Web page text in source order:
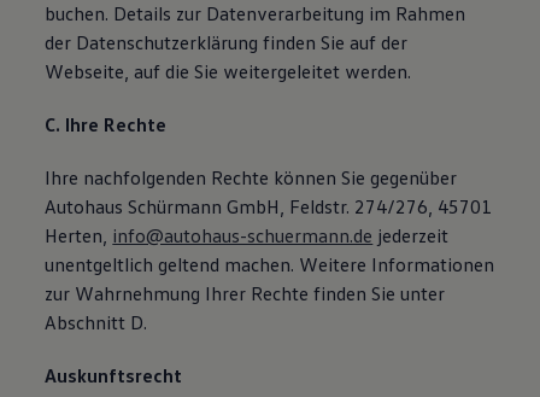
buchen. Details zur Datenverarbeitung im Rahmen
der Datenschutzerklärung finden Sie auf der
Webseite, auf die Sie weitergeleitet werden.
C. Ihre Rechte
Ihre nachfolgenden Rechte können Sie gegenüber
Autohaus Schürmann GmbH, Feldstr. 274/276, 45701
Herten, info@autohaus-schuermann.de jederzeit
unentgeltlich geltend machen. Weitere Informationen
zur Wahrnehmung Ihrer Rechte finden Sie unter
Abschnitt D.
Auskunftsrecht